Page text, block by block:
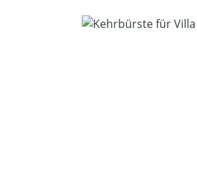
Bildergalerie überspringen